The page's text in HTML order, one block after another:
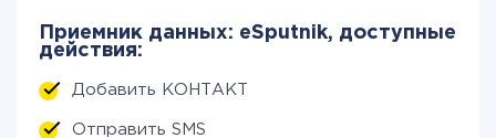
Приемник данных: eSputnik, доступные
действия:
Добавить КОНТАКТ
Отправить SMS